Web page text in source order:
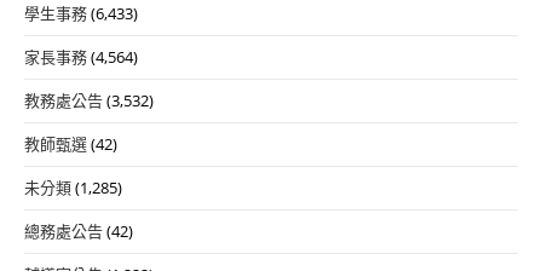
學生事務(6,433)
家長事務(4,564)
教務處公告(3,532)
教師甄選(42)
未分類(1,285)
總務處公告(42)